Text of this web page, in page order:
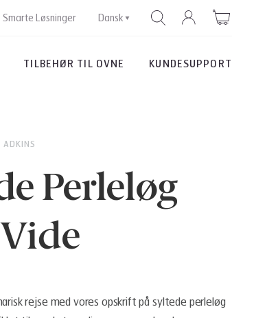
Smarte Løsninger Dansk
TILBEHØR TIL OVNE KUNDESUPPORT
ADKINS
Perleløg
rejse med vores opskrift på syltede perleløg